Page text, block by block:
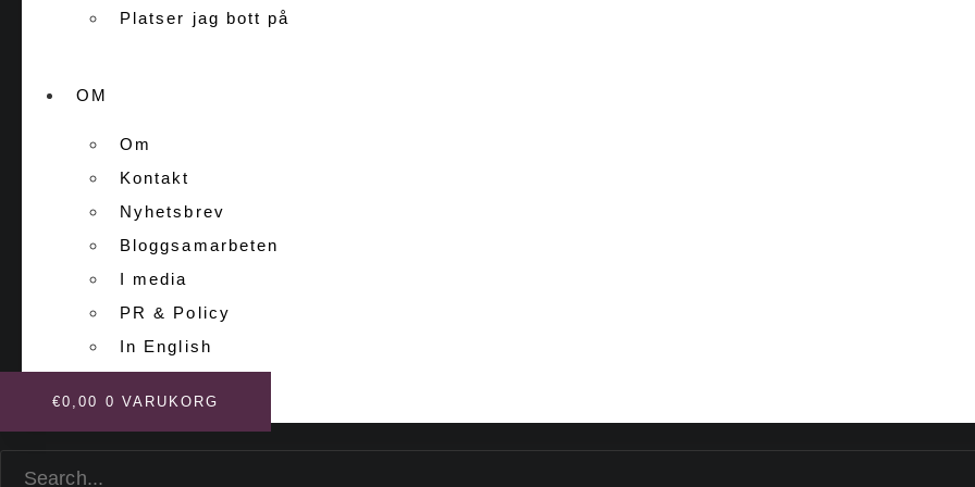
Platser jag bott på
OM
Om
Kontakt
Nyhetsbrev
Bloggsamarbeten
I media
PR & Policy
In English
€0,00 0 VARUKORG